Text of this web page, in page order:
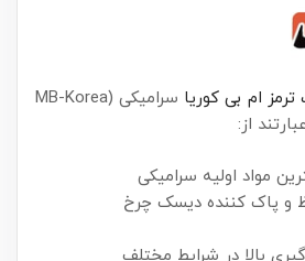
ترمز ام بی کوریا
سرامیکی (MB-Korea
مواد اولیه سرامیکی
و پاک کننده دیسک چرخ
بالا در شرایط مختلف